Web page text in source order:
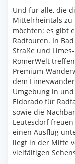
Und für alle, die
Mittelrheintals zu
möchten: es gibt
Radtouren. In
Straße und
RömerWelt
Premium-
dem
Umgebung in
Eldorado für
sowie die
Leutesdorf
einen Ausflug
liegt in der Mitte
vielfältigen